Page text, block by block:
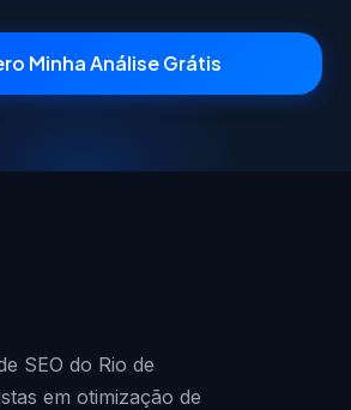
Minha Análise Grátis
SEO do Rio de
em otimização de